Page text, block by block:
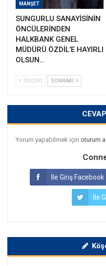
MANŞET
SUNGURLU SANAYİSİNİN
ÖNCÜLERİNDEN
HALKBANK GENEL
MÜDÜRÜ ÖZDİL’E HAYIRLI
OLSUN…
ÖNCEKI SONRAKI
Yorum yapabilmek için oturum
İle Giriş Facebook
İle